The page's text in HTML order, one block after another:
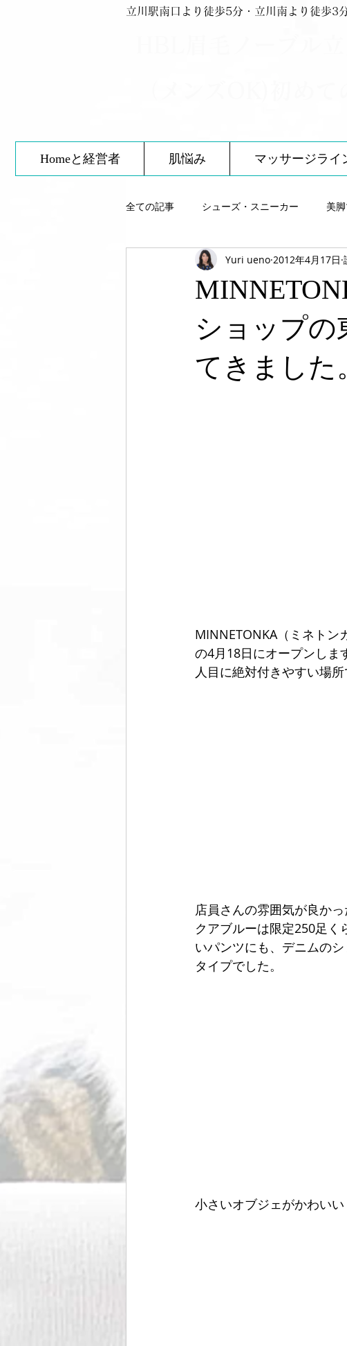
立川駅南口より徒歩5分・立川南より徒歩3
Homeと経営者 肌悩み マッサージライ
全ての記事 シューズ・スニーカー 美
スキンケア 靴について 雨・レ
フットウェア セルフケア デキ
メンズ脱毛サロンノーブル 芸能関係の
ショップの
てきました
Yuri ueno 2012年4月17日
MINNETONKA（ミネトン
の4月18日にオープンしま
人目に絶対付きやすい場
店員さんの雰囲気が良か
クアブルーは限定250足く
いパンツにも、デニムの
タイプでした。
小さいオブジェがかわいい